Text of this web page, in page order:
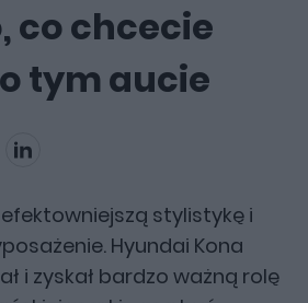
co chcecie
tym aucie
stylistykę i
Hyundai Kona
i zyskał bardzo ważną rolę